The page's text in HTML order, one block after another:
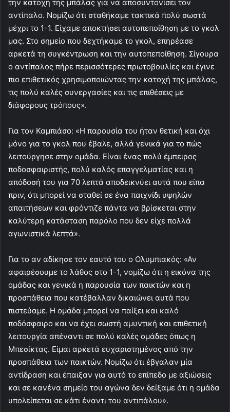
την κατοχή της μπάλας για να αποσυντονίσει τον
αντίπαλο. Νομίζω ότι σταθήκαμε τακτικά πολύ σωστά
μέχρι το 1-1. Είχαμε αποκτήσει αυτοπεποίθηση με το γκολ
μας. Στο σημείο που δεχτήκαμε το γκολ, επηρέασε
αρκετά τη συγκέντρωση και την αυτοπεποίθηση. Σίγουρα
ο αντίπαλος πήρε περισσότερες πρωτοβουλίες και έγινε
πιο επιθετικός χρησιμοποιώντας την κατοχή της μπάλας,
τις πολύ καλές συνεργασίες και τις επιθέσεις με
διάφορους τρόπους».
Για τον Καμπιάσο: «Η παρουσία του ήταν θετική και όχι
μόνο για το γκολ που έβαλε, αλλά γενικά για το πώς
λειτούργησε στην ομάδα. Είναι ένας πολύ έμπειρος
ποδοσφαιριστής, πολύ καλός επαγγελματίας και η
απόδοσή του για 70 λεπτά αποδεικνύει αυτά που είπα
πριν, ότι μπορεί να σταθεί σε ένα παιχνίδι υψηλών
απαιτήσεων και φρόντιζε πάντα να βρίσκεται στην
καλύτερη κατάσταση παρόλο που δεν είχε πολλά
αγωνιστικά λεπτά».
Για το αν αδίκησε τον εαυτό του ο Ολυμπιακός: «Αν
αφαιρέσουμε το λάθος στο 1-1, νομίζω ότι η εικόνα της
ομάδας και γενικά η παρουσία των παικτών και η
προσπάθεια που κατέβαλλαν δικαιώνει αυτά που
πιστεύαμε. Η ομάδα μπορεί να παίξει και καλό
ποδόσφαιρο και να έχει σωστή αμυντική και επιθετική
λειτουργία απέναντι σε πολύ καλές ομάδες όπως η
Μπεσίκτας. Είμαι αρκετά ευχαριστημένος από την
προσπάθεια των παικτών. Νομίζω ότι έβγαλαν μία
αντίδραση και έπαιξαν για αυτό το επίπεδο με αξιώσεις
και σε κανένα σημείο του αγώνα δεν δείξαμε ότι η ομάδα
υπολείπεται σε κάτι έναντι του αντιπάλου».